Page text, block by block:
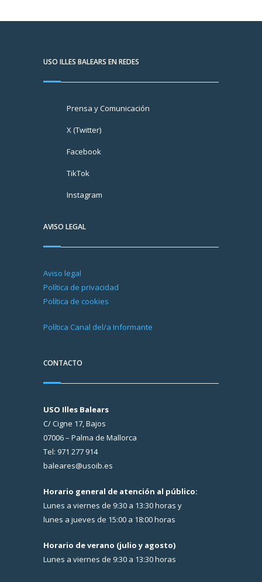
USO ILLES BALEARS EN REDES
Prensa y Comunicación
X (Twitter)
Facebook
TikTok
Instagram
AVISO LEGAL
Aviso legal
Política de privacidad
Política de cookies
Política Canal del/a Informante
CONTACTO
USO Illes Balears
C/ Cigne 17, Bajos
07006 – Palma de Mallorca
Tel: 971 277 914
baleares@usoib.es
Horario general de atención al público:
Lunes a viernes de 9:30 a 13:30 horas y
lunes a jueves de 15:00 a 18:00 horas
Horario de verano (julio y agosto)
Lunes a viernes de 9:30 a 13:30 horas